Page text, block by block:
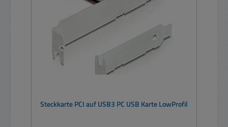
Steckkarte PCI auf USB3 PC USB Karte LowProfil